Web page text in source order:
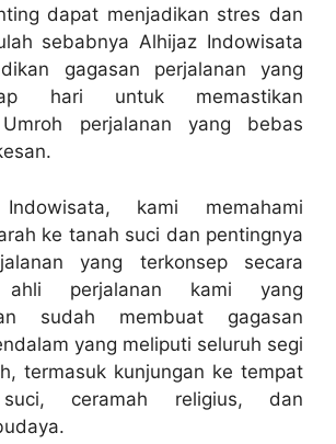
dapat menjadikan stres dan
sebabnya Alhijaz Indowisata
gagasan perjalanan yang
hari untuk memastikan
Umroh perjalanan yang bebas
kami memahami
ke tanah suci dan pentingnya
yang terkonsep secara
perjalanan kami yang
sudah membuat gagasan
yang meliputi seluruh segi
termasuk kunjungan ke tempat
ceramah religius, dan